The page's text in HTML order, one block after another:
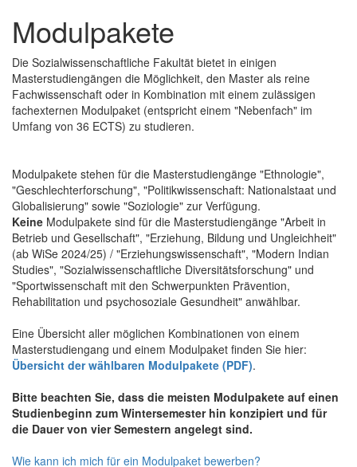
Modulpakete
Die Sozialwissenschaftliche Fakultät bietet in einigen
Masterstudiengängen die Möglichkeit, den Master als reine
Fachwissenschaft oder in Kombination mit einem zulässigen
fachexternen Modulpaket (entspricht einem "Nebenfach" im
Umfang von 36 ECTS) zu studieren.
Modulpakete stehen für die Masterstudiengänge "Ethnologie",
"Geschlechterforschung", "Politikwissenschaft: Nationalstaat und
Globalisierung" sowie "Soziologie" zur Verfügung.
Keine Modulpakete sind für die Masterstudiengänge "Arbeit in
Betrieb und Gesellschaft", "Erziehung, Bildung und Ungleichheit"
(ab WiSe 2024/25) / "Erziehungswissenschaft", "Modern Indian
Studies", "Sozialwissenschaftliche Diversitätsforschung" und
"Sportwissenschaft mit den Schwerpunkten Prävention,
Rehabilitation und psychosoziale Gesundheit" anwählbar.
Eine Übersicht aller möglichen Kombinationen von einem
Masterstudiengang und einem Modulpaket finden Sie hier:
Übersicht der wählbaren Modulpakete (PDF).
Bitte beachten Sie, dass die meisten Modulpakete auf einen
Studienbeginn zum Wintersemester hin konzipiert und für
die Dauer von vier Semestern angelegt sind.
Wie kann ich mich für ein Modulpaket bewerben?